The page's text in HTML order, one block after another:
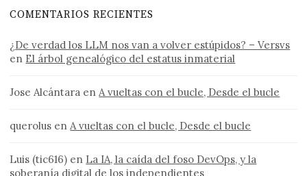
COMENTARIOS RECIENTES
¿De verdad los LLM nos van a volver estúpidos? – Versvs
en El árbol genealógico del estatus inmaterial
Jose Alcántara enA vueltas con el bucle, Desde el bucle
querolus enA vueltas con el bucle, Desde el bucle
Luis (tic616) en La IA, la caída del foso DevOps, y la
soberanía digital de los independientes